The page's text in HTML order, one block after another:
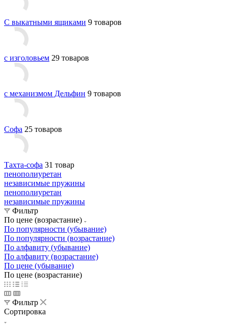
С выкатными ящиками 9 товаров
с изголовьем 29 товаров
с механизмом Дельфин 9 товаров
Софа 25 товаров
Тахта-софа 31 товар
пенополиуретан
независимые пружины
пенополиуретан
независимые пружины
Фильтр
По цене (возрастание)
По популярности (убывание)
По популярности (возрастание)
По алфавиту (убывание)
По алфавиту (возрастание)
По цене (убывание)
По цене (возрастание)
Фильтр
Сортировка